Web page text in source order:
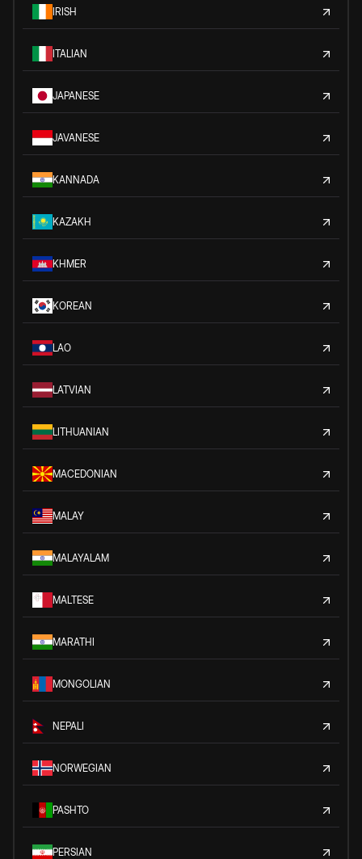
IRISH
ITALIAN
JAPANESE
JAVANESE
KANNADA
KAZAKH
KHMER
KOREAN
LAO
LATVIAN
LITHUANIAN
MACEDONIAN
MALAY
MALAYALAM
MALTESE
MARATHI
MONGOLIAN
NEPALI
NORWEGIAN
PASHTO
PERSIAN